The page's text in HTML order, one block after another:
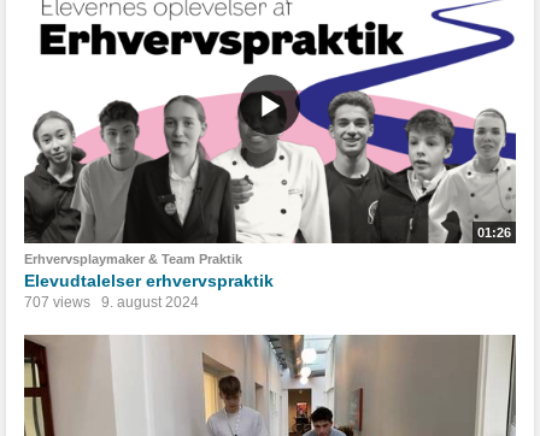
01:26
Erhvervsplaymaker & Team Praktik
Elevudtalelser erhvervspraktik
707 views 9. august 2024